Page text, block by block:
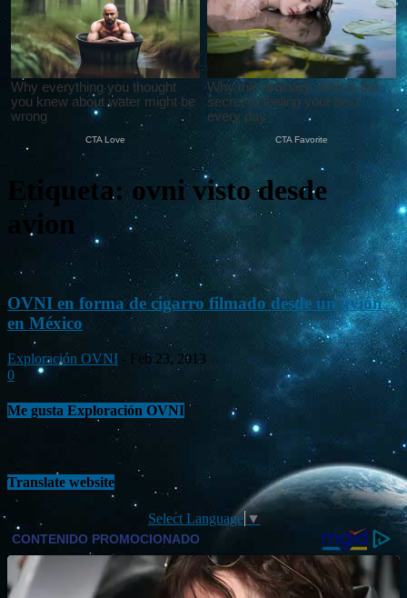
Etiqueta: ovni visto desde
avion
OVNI en forma de cigarro filmado desde un avión
en México
Exploración OVNI - Feb 23, 2013
0
Me gusta Exploración OVNI
Translate website
Select Language ▼